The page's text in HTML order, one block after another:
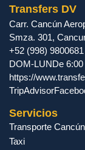
Transfers DV
Carr. Cancún
Smza. 301,
+52 (998) 9800681
DOM-LUNDe
https://
TripAdvisor
Servicios
Transporte
Taxi